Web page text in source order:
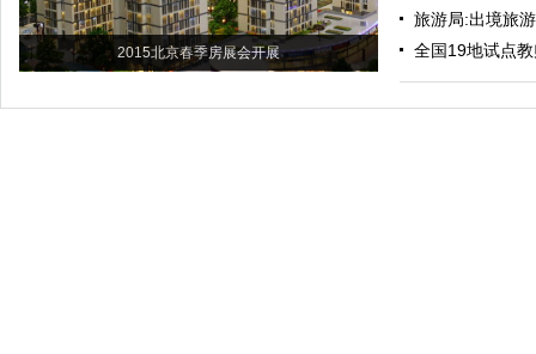
2015北京春季房展会开展
旅游局:出境旅
全国19地试点教